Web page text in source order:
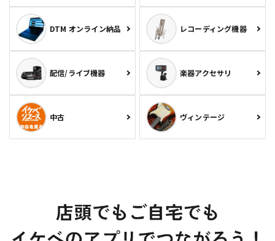
DTM オンライン納品 レコーディング機器
配信/ライブ機器 楽器アクセサリ
中古 ヴィンテージ